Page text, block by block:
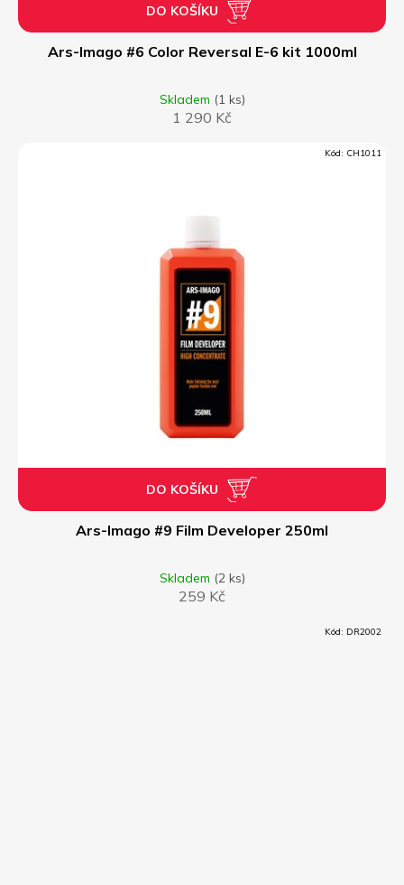
Ars-Imago #6 Color Reversal E-6 kit 1000ml
Skladem (1 ks)
1 290 Kč
DO KOŠÍKU
Ars-Imago #9 Film Developer 250ml
Skladem (2 ks)
259 Kč
DO KOŠÍKU
Kód: CH1011
Kód: DR2002